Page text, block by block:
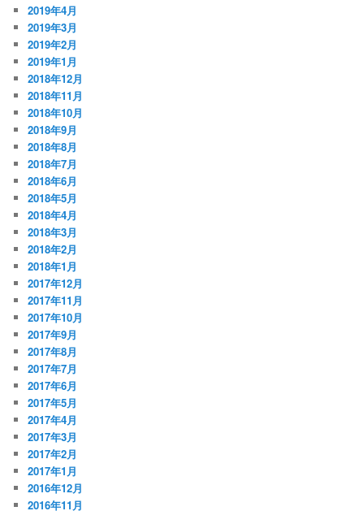
2019年4月
2019年3月
2019年2月
2019年1月
2018年12月
2018年11月
2018年10月
2018年9月
2018年8月
2018年7月
2018年6月
2018年5月
2018年4月
2018年3月
2018年2月
2018年1月
2017年12月
2017年11月
2017年10月
2017年9月
2017年8月
2017年7月
2017年6月
2017年5月
2017年4月
2017年3月
2017年2月
2017年1月
2016年12月
2016年11月